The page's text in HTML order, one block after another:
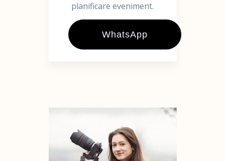
planificare eveniment.
WhatsApp